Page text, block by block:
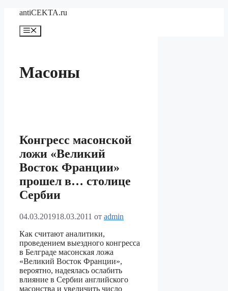
Перейти
содержимому
antiCEKTA.ru
Меню
Масоны
Конгресс масонской
ложи «Великий
Восток Франции»
прошел в… столице
Сербии
04.03.201918.03.2011 от admin
Как считают аналитики,
проведением выездного конгресса
в Белграде масонская ложа
«Великий Восток Франции»,
вероятно, надеялась ослабить
влияние в Сербии английского
масонства и увеличить число